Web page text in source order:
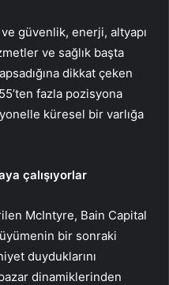
güvenlik, enerji, altyapı
ve sağlık başta
dikkat çeken
fazla pozisyona
küresel bir varlığa
çalışıyorlar
McIntyre, Bain Capital
bir sonraki
duyduklarını
dinamiklerinden